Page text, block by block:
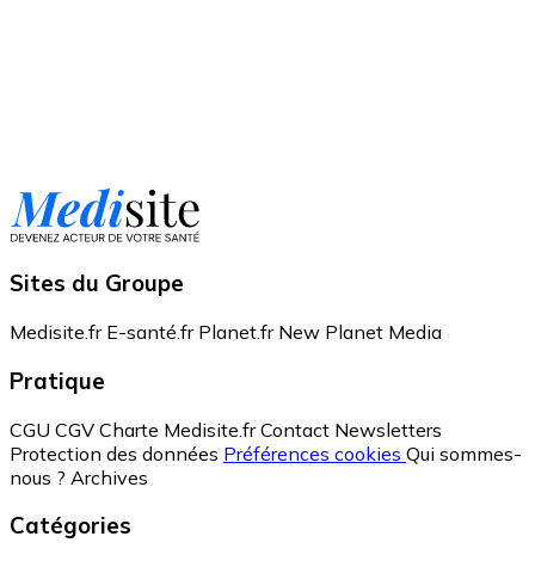
Sites du Groupe
Medisite.fr E-santé.fr Planet.fr New Planet Media
Pratique
CGU CGV Charte Medisite.fr Contact Newsletters
Protection des données Préférences cookies Qui sommes-
nous ? Archives
Catégories